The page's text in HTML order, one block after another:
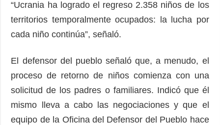
“Ucrania ha logrado el regreso 2.358 niños de los
territorios temporalmente ocupados: la lucha por
cada niño continúa”, señaló.
El defensor del pueblo señaló que, a menudo, el
proceso de retorno de niños comienza con una
solicitud de los padres o familiares. Indicó que él
mismo lleva a cabo las negociaciones y que el
equipo de la Oficina del Defensor del Pueblo hace